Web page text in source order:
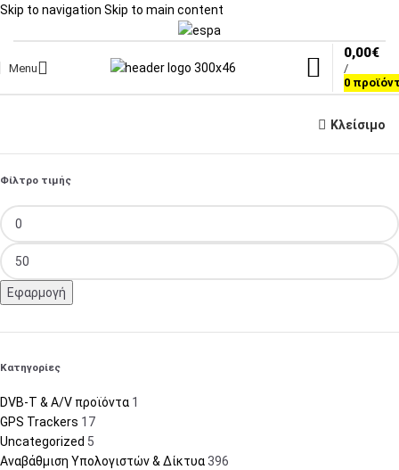
Skip to navigation Skip to main content
Menu
0
/
0,00€
Κλείσιμο
Φίλτρο τιμής
Εφαρμογή
Κατηγορίες
DVB-T & A/V προϊόντα 1
GPS Trackers 17
Uncategorized 5
Αναβάθμιση Υπολογιστών & Δίκτυα 396